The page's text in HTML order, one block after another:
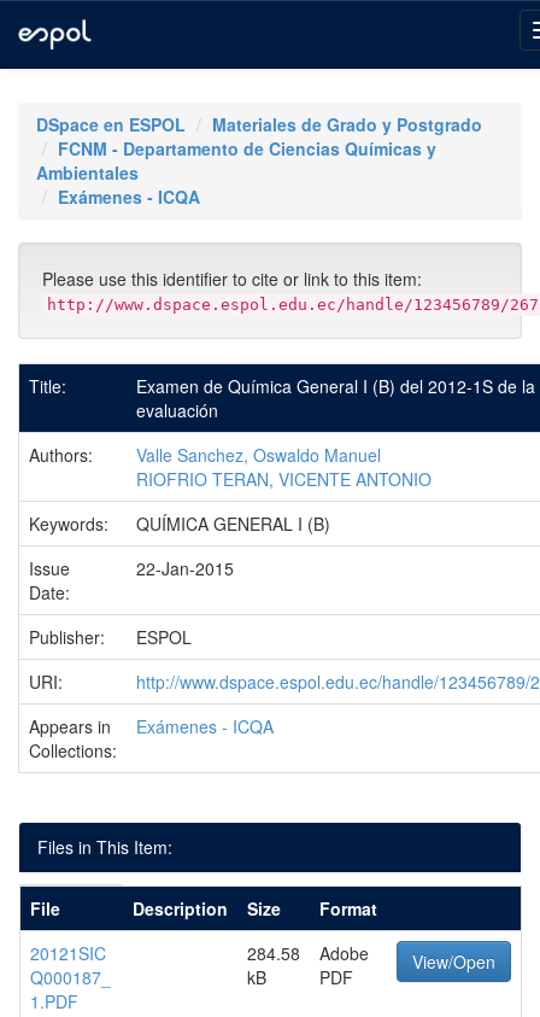
navigationDSpace en ESPOL
Materiales de Grado y Postgrado
FCNM - Departamento de Ciencias Químicas y
Ambientales
Exámenes - ICQA
Please use this identifier to cite or link to this item:
http://www.dspace.espol.edu.ec/handle/123456789/
Title:
Examen de Química General I (B) del 2012-1S de la
evaluación
Authors:
Valle Sanchez, Oswaldo Manuel
RIOFRIO TERAN, VICENTE ANTONIO
Keywords:
QUÍMICA GENERAL I (B)
Issue
Date:
22-Jan-2015
Publisher:
ESPOL
URI:
http://www.dspace.espol.edu.ec/handle/123456789/
Appears in
Collections:
Exámenes - ICQA
Files in This Item:
File Description Size
Format
20121SIC
Q000187_
1.PDF
284.58
kB
Adobe
PDF
View/Open